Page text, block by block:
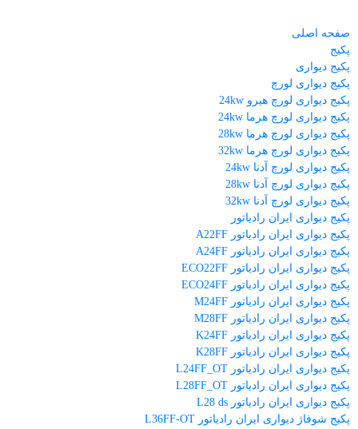
صفحه اصلی
پکیج
پکیج دیواری
پکیج دیواری لورچ
پکیج دیواری لورچ هیرو 24kw
پکیج دیواری لورچ هرما 24kw
پکیج دیواری لورچ هرما 28kw
پکیج دیواری لورچ هرما 32kw
پکیج دیواری لورچ آدنا 24kw
پکیج دیواری لورچ آدنا 28kw
پکیج دیواری لورچ آدنا 32kw
پکیج دیواری ایران رادیاتور
پکیج دیواری ایران رادیاتور A22FF
پکیج دیواری ایران رادیاتور A24FF
پکیج دیواری ایران رادیاتور ECO22FF
پکیج دیواری ایران رادیاتور ECO24FF
پکیج دیواری ایران رادیاتور M24FF
پکیج دیواری ایران رادیاتور M28FF
پکیج دیواری ایران رادیاتور K24FF
پکیج دیواری ایران رادیاتور K28FF
پکیج دیواری ایران رادیاتور L24FF_OT
پکیج دیواری ایران رادیاتور L28FF_OT
پکیج دیواری ایران رادیاتور L28 ds
پکیج شوفاژ دیواری ایران رادیاتور L36FF-OT